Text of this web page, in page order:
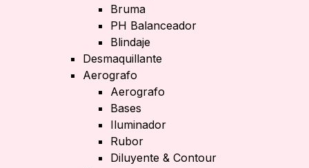
Bruma
PH Balanceador
Blindaje
Desmaquillante
Aerografo
Aerografo
Bases
Iluminador
Rubor
Diluyente & Contour